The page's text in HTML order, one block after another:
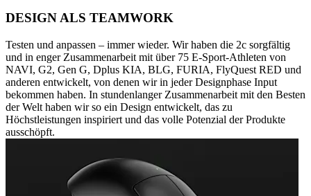
DESIGN ALS TEAMWORK
Testen und anpassen – immer wieder. Wir haben die 2c sorgfältig
und in enger Zusammenarbeit mit über 75 E-Sport-Athleten von
NAVI, G2, Gen G, Dplus KIA, BLG, FURIA, FlyQuest RED und
anderen entwickelt, von denen wir in jeder Designphase Input
bekommen haben. In stundenlanger Zusammenarbeit mit den Besten
der Welt haben wir so ein Design entwickelt, das zu
Höchstleistungen inspiriert und das volle Potenzial der Produkte
ausschöpft.